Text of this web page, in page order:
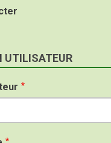
UTILISATEUR